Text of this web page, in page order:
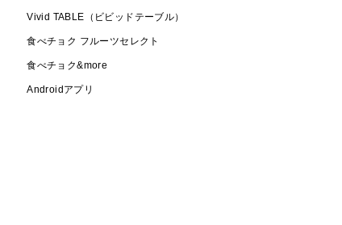
Vivid TABLE（ビビッドテーブル）
食べチョク フルーツセレクト
食べチョク&more
Androidアプリ